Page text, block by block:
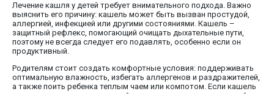
Лечение кашля у детей требует внимательного подхода. Важно
выяснить его причину: кашель может быть вызван простудой,
аллергией, инфекцией или другими состояниями. Кашель –
защитный рефлекс, помогающий очищать дыхательные пути,
поэтому не всегда следует его подавлять, особенно если он
продуктивный.
Родителям стоит создать комфортные условия: поддерживать
оптимальную влажность, избегать аллергенов и раздражителей,
а также поить ребенка теплым чаем или компотом. Если кашель